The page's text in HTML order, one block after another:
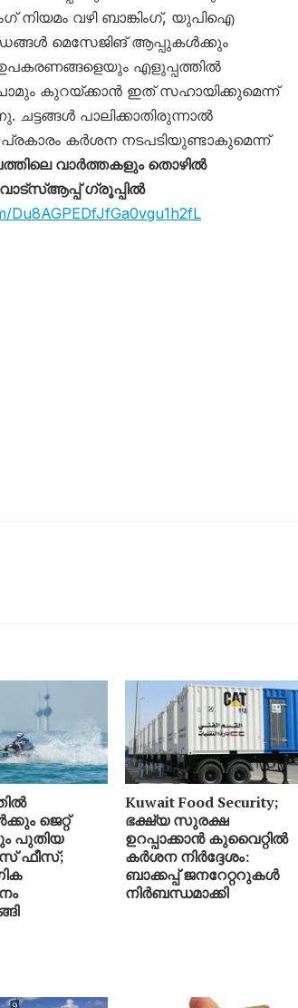
വഴി ബാങ്കിംഗ്, യുപിഐ
മെസേജിങ് ആപ്പുകൾക്കും
എളുപ്പത്തിൽ
കുറയ്ക്കാൻ ഇത് സഹായിക്കുമെന്ന്
പാലിക്കാതിരുന്നാൽ
കർശന നടപടിയുണ്ടാകുമെന്ന്
വാർത്തകളും തൊഴിൽ
ഗ്രൂപ്പിൽ
Du8AGPEDfJfGa0vgu1h2fL
ജെറ്റ്
പുതിയ
ഫീസ്;
Kuwait Food Security;
ഭക്ഷ്യ സുരക്ഷ
ഉറപ്പാക്കാൻ കുവൈറ്റിൽ
കർശന നിർദ്ദേശം:
ബാക്കപ്പ് ജനറേറ്ററുകൾ
നിർബന്ധമാക്കി